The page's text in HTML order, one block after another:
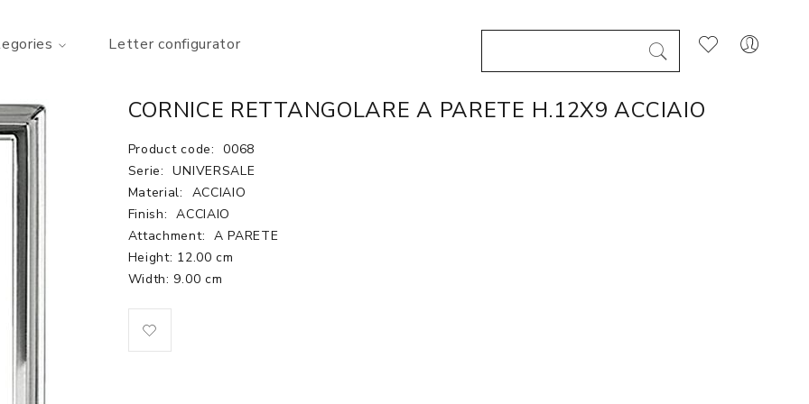
Letter configurator
CORNICE RETTANGOLARE A PARETE H.12X9 ACCIAIO
Product code: 0068
Serie:
UNIVERSALE
Material:
ACCIAIO
Finish: ACCIAIO
Attachment: A PARETE
Height: 12.00 cm
Width: 9.00 cm